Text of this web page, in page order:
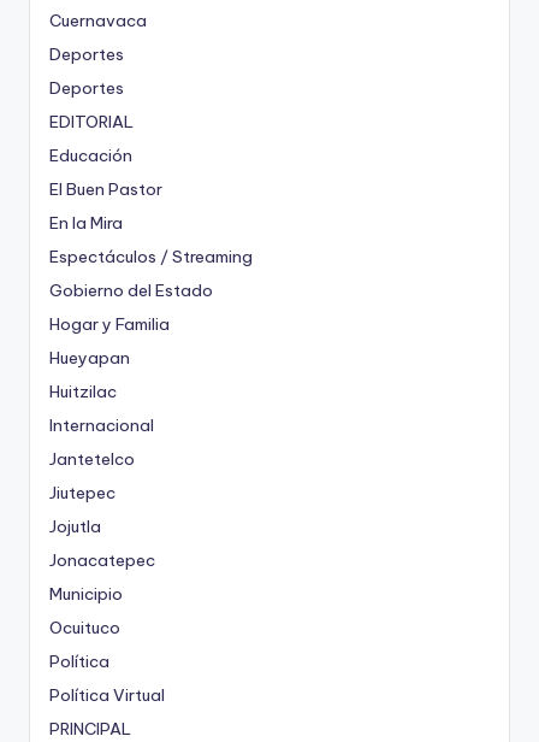
Cuernavaca
Deportes
Deportes
EDITORIAL
Educación
El Buen Pastor
En la Mira
Espectáculos / Streaming
Gobierno del Estado
Hogar y Familia
Hueyapan
Huitzilac
Internacional
Jantetelco
Jiutepec
Jojutla
Jonacatepec
Municipio
Ocuituco
Política
Política Virtual
PRINCIPAL